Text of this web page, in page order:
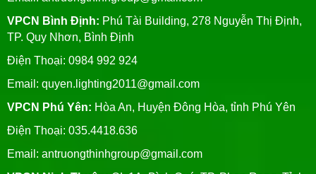
VPCN Bình Định: Phú Tài Building, 278 Nguyễn Thị Định,
TP. Quy Nhơn, Bình Định
Điện Thoại: 0984 992 924
Email: quyen.lighting2011@gmail.com
VPCN Phú Yên: Hòa An, Huyện Đông Hòa, tỉnh Phú Yên
Điện Thoại: 035.4418.636
Email: antruongthinhgroup@gmail.com